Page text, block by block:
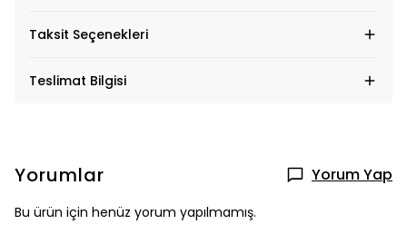
Taksit Seçenekleri
Teslimat Bilgisi
Yorumlar Yorum Yap
Bu ürün için henüz yorum yapılmamış.